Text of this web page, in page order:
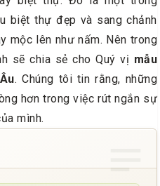
biệt thự đẹp và sang chảnh
mộc lên như nấm. Nên trong
sẽ chia sẻ cho Quý vị mẫu
. Chúng tôi tin rằng, những
hơn trong việc rút ngắn sự
mình.